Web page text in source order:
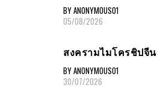
BY ANONYMOUS01
05/08/2026
สงครามไมโครชิปจี
BY ANONYMOUS01
30/07/2026